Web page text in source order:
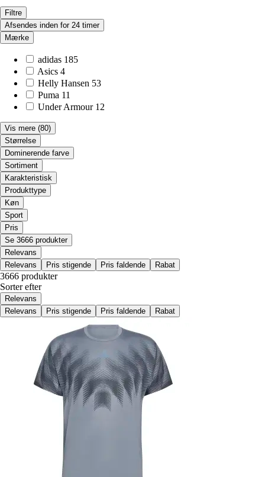
Filtre
Afsendes inden for 24 timer
Mærke
adidas 185
Asics 4
Helly Hansen 53
Puma 11
Under Armour 12
Vis mere (80)
Størrelse
Dominerende farve
Sortiment
Karakteristisk
Produkttype
Køn
Sport
Pris
Se 3666 produkter
Relevans
Relevans
Pris stigende Pris faldende Rabat
3666 produkter
Sorter efter
Relevans
Relevans
Pris stigende Pris faldende Rabat